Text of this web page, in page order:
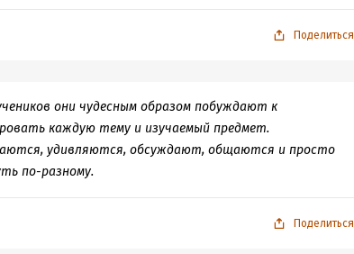
Поделиться
они чудесным образом побуждают к
каждую тему и изучаемый предмет.
удивляются, обсуждают, общаются и просто
по-разному.
Поделиться